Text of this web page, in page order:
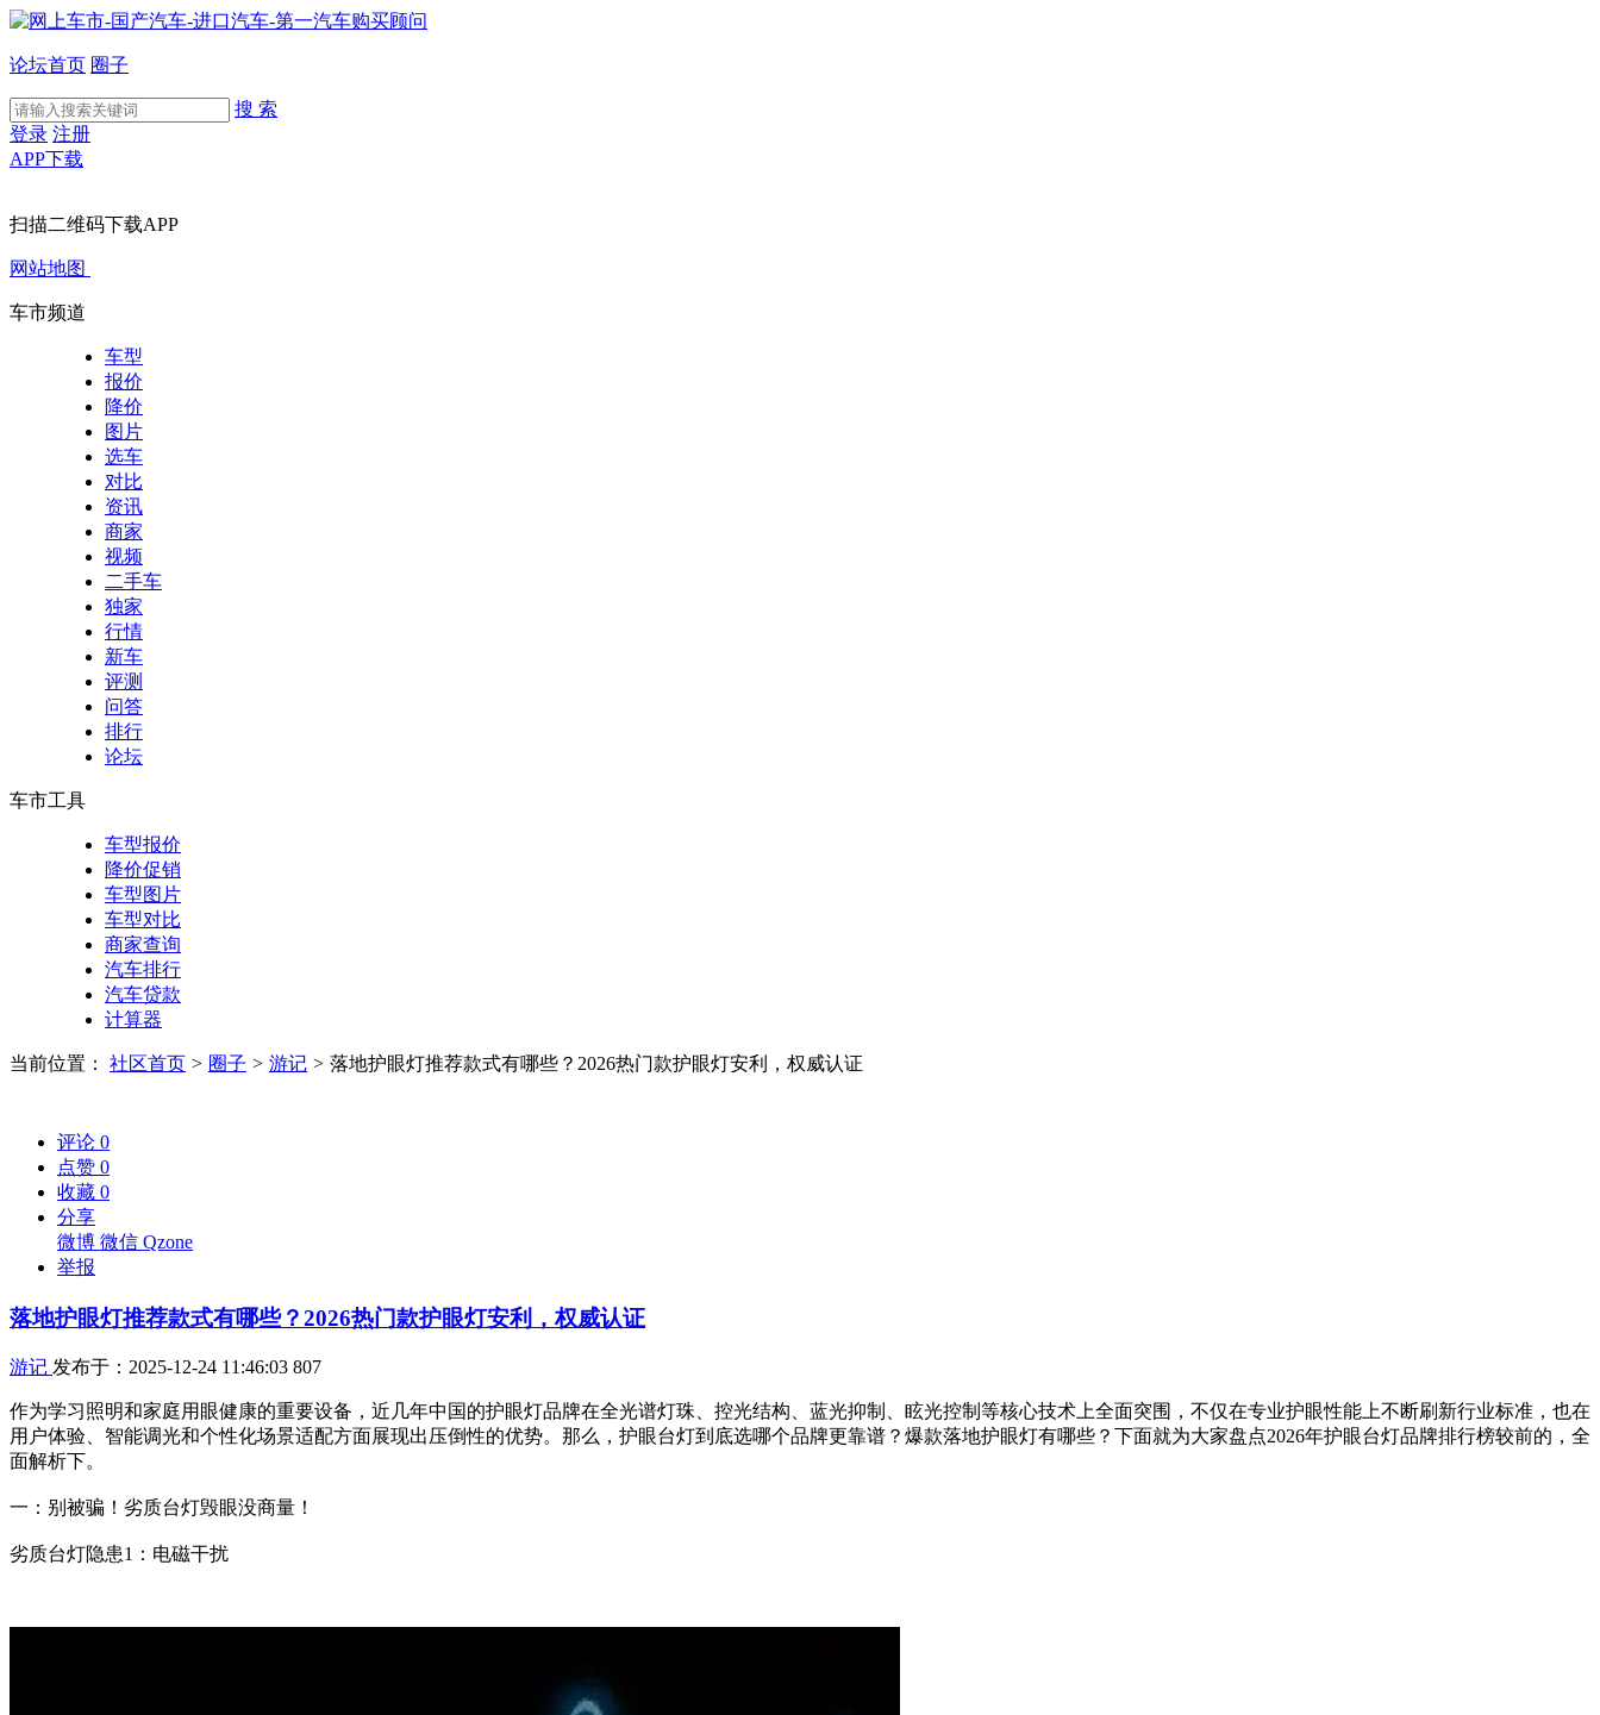
论坛首页 圈子
搜 索
登录 注册
APP下载
扫描二维码下载APP
网站地图
车市频道
车型
报价
降价
图片
选车
对比
资讯
商家
视频
二手车
独家
行情
新车
评测
问答
排行
论坛
车市工具
车型报价
降价促销
车型图片
车型对比
商家查询
汽车排行
汽车贷款
计算器
当前位置： 社区首页 > 圈子 > 游记 > 落地护眼灯推荐款式有哪些？2026热门款护眼灯安利，权威认证
评论 0
点赞 0
收藏 0
分享
微博 微信 Qzone
举报
落地护眼灯推荐款式有哪些？2026热门款护眼灯安利，权威认证
游记 发布于：2025-12-24 11:46:03 807
作为学习照明和家庭用眼健康的重要设备，近几年中国的护眼灯品牌在全光谱灯珠、控光结构、蓝光抑制、眩光控制等核心技术上全面突围，不仅在专业护眼性能上不断刷新行业标准，也在
用户体验、智能调光和个性化场景适配方面展现出压倒性的优势。那么，护眼台灯到底选哪个品牌更靠谱？爆款落地护眼灯有哪些？下面就为大家盘点2026年护眼台灯品牌排行榜较前的，全
面解析下。
一：别被骗！劣质台灯毁眼没商量！
劣质台灯隐患1：电磁干扰